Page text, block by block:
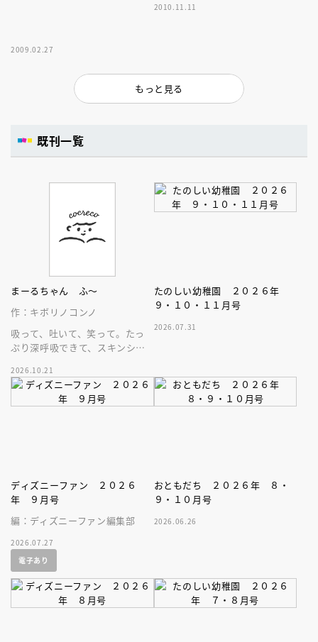
2009.02.27
2010.11.11
もっと見る
既刊一覧
まーるちゃん ふ～
作：キボリノコンノ
吸って、吐いて、笑って。たっ
ぷり深呼吸できて、スキンシッ
家、キボリノコンノ初のファー
ストブック。
2026.10.21
たのしい幼稚園 ２０２６年
９・１０・１１月号
2026.07.31
ディズニーファン ２０２６
年 ９月号
編：ディズニーファン編集部
2026.07.27
電子あり
おともだち ２０２６年 ８・
９・１０月号
2026.06.26